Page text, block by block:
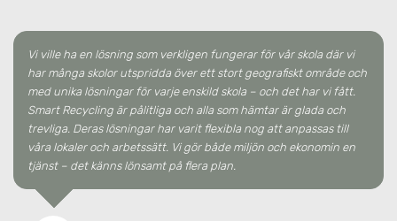
Vi ville ha en lösning som verkligen fungerar för vår skola där vi
har många skolor utspridda över ett stort geografiskt område och
med unika lösningar för varje enskild skola – och det har vi fått.
Smart Recycling är pålitliga och alla som hämtar är glada och
trevliga. Deras lösningar har varit flexibla nog att anpassas till
våra lokaler och arbetssätt. Vi gör både miljön och ekonomin en
tjänst – det känns lönsamt på flera plan.